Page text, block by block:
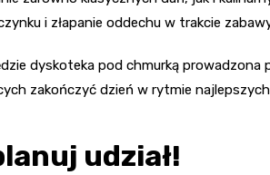
i złapanie oddechu w trakcie
dyskoteka pod chmurką prowadzona
zakończyć dzień w rytmie
udział!